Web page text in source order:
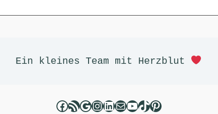
Ein kleines Team mit Herzblut